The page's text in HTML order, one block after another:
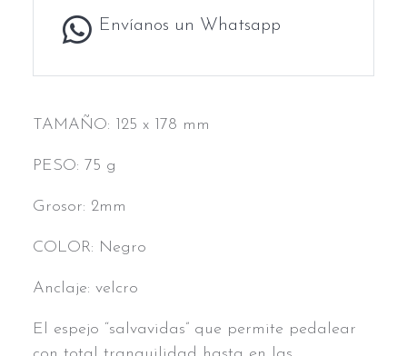
Envíanos un Whatsapp
TAMAÑO: 125 x 178 mm
PESO: 75 g
Grosor: 2mm
COLOR: Negro
Anclaje: velcro
El espejo “salvavidas” que permite pedalear